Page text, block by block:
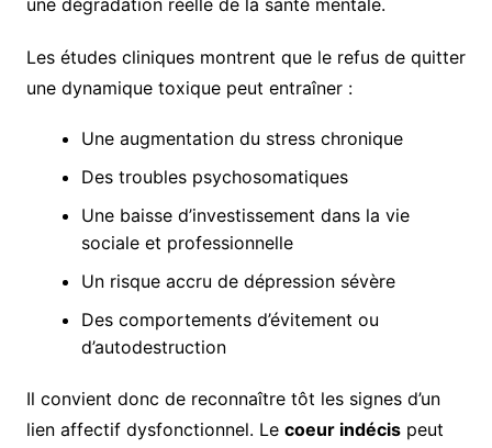
une dégradation réelle de la santé mentale.
Les études cliniques montrent que le refus de quitter
une dynamique toxique peut entraîner :
Une augmentation du stress chronique
Des troubles psychosomatiques
Une baisse d’investissement dans la vie
sociale et professionnelle
Un risque accru de dépression sévère
Des comportements d’évitement ou
d’autodestruction
Il convient donc de reconnaître tôt les signes d’un
lien affectif dysfonctionnel. Le coeur indécispeut